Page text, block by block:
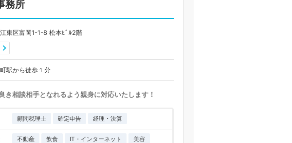
務所
東区富岡1-1-8 松本ﾋﾞﾙ2階
駅から徒歩１分
き相談相手となれるよう親身に対応いたします！
顧問税理士 確定申告 経理・決算
不動産 飲食 IT・インターネット 美容